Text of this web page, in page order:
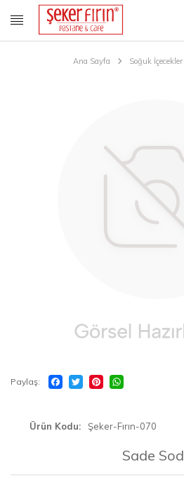
Ana Sayfa Soğuk İçecekler
Paylaş
Ürün Kodu Şeker-Fırın-070
Sade